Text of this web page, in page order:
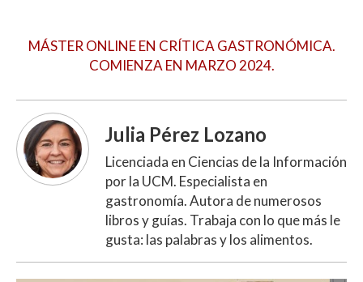
MÁSTER ONLINE EN CRÍTICA GASTRONÓMICA.
COMIENZA EN MARZO 2024.
Julia Pérez Lozano
Licenciada en Ciencias de la Información
por la UCM. Especialista en
gastronomía. Autora de numerosos
libros y guías. Trabaja con lo que más le
gusta: las palabras y los alimentos.